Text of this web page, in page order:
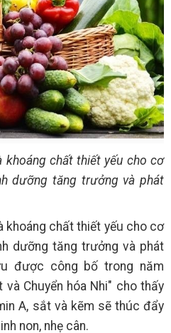
khoáng chất thiết yếu cho cơ
dưỡng tăng trưởng và phát
khoáng chất thiết yếu cho cơ
dưỡng tăng trưởng và phát
được công bố trong năm
Chuyển hóa Nhi" cho thấy
A, sắt và kẽm sẽ thúc đẩy
non, nhẹ cân.